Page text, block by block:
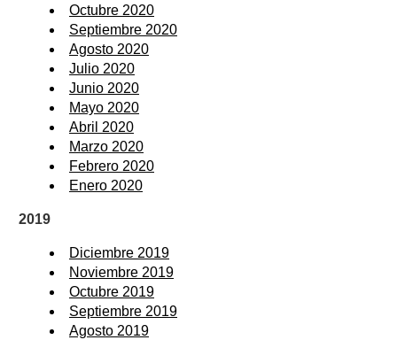
Octubre 2020
Septiembre 2020
Agosto 2020
Julio 2020
Junio 2020
Mayo 2020
Abril 2020
Marzo 2020
Febrero 2020
Enero 2020
2019
Diciembre 2019
Noviembre 2019
Octubre 2019
Septiembre 2019
Agosto 2019